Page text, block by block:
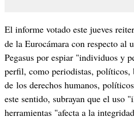
El informe votado este jueves
de la Eurocámara con respecto al
Pegasus por espiar "individuos y
perfil, como periodistas, políticos,
de los derechos humanos,
este sentido, subrayan que el uso
herramientas "afecta a la